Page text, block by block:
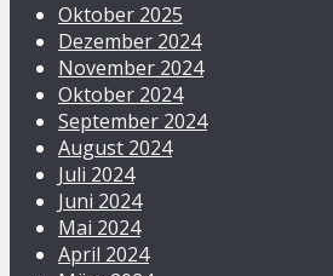
Oktober 2025
Dezember 2024
November 2024
Oktober 2024
September 2024
August 2024
Juli 2024
Juni 2024
Mai 2024
April 2024